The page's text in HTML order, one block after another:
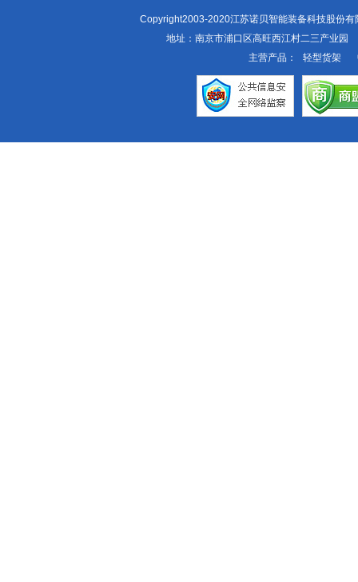
Copyright2003-2020江苏诺贝智能装备科技股份有
地址：南京市浦口区高旺西江村二三产业园
主营产品：
轻型货架